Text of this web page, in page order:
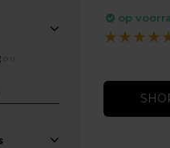
op
★★★★